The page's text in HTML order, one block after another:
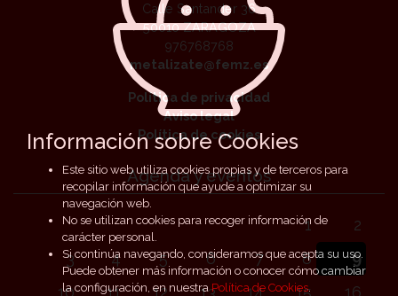
Calle Santander 36
50010 ZARAGOZA
976768768
metalizate@femz.es
Política de privacidad
Aviso legal
Política de cookies
Agenda y eventos
1
2
3
4 5 6 7 8
9
Información sobre Cookies
Este sitio web utiliza cookies propias y de terceros para
recopilar información que ayude a optimizar su
navegación web.
No se utilizan cookies para recoger información de
carácter personal.
Si continúa navegando, consideramos que acepta su uso.
Puede obtener más información o conocer cómo cambiar
la configuración, en nuestraPolítica de Cookies.